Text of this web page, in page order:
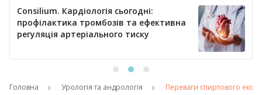
Consilium. Кардіологія сьогодні:
профілактика тромбозів та ефективна
регуляція артеріального тиску
Головна Урологія та андрологія Переваги спиртового